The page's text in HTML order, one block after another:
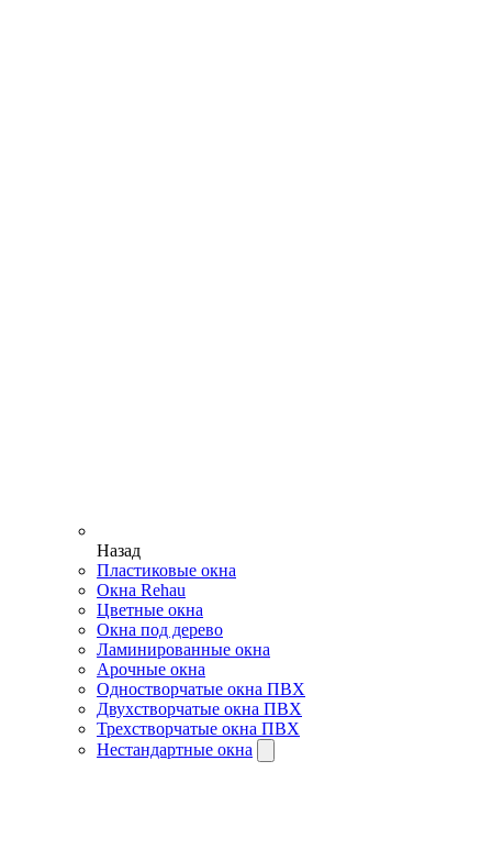
Назад
Пластиковые окна
Окна Rehau
Цветные окна
Окна под дерево
Ламинированные окна
Арочные окна
Одностворчатые окна ПВХ
Двухстворчатые окна ПВХ
Трехстворчатые окна ПВХ
Нестандартные окна